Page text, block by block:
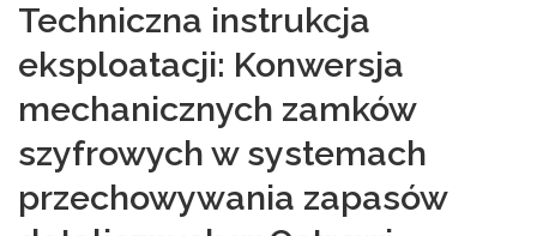
Techniczna instrukcja
eksploatacji: Konwersja
mechanicznych zamków
szyfrowych w systemach
przechowywania zapasów